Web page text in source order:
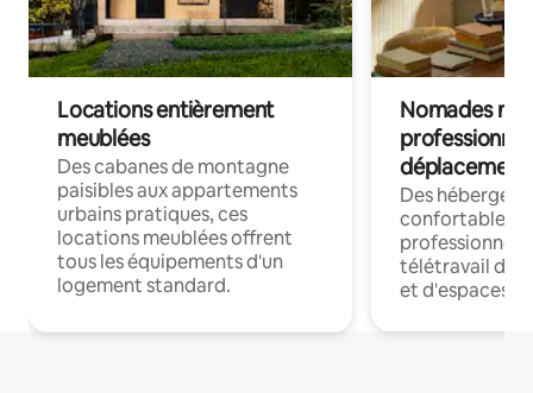
Locations entièrement
meublées
Des cabanes de montagne
paisibles aux appartements
urbains pratiques, ces
locations meublées offrent
tous les équipements d'un
logement standard.
Nomades
déplacement
Des
confortables
professionnels
télétravail
et d'espaces